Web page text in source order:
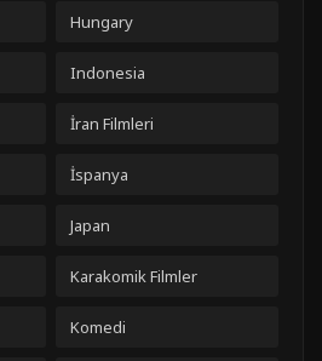
Hungary
Indonesia
İran Filmleri
İspanya
Japan
Karakomik Filmler
Komedi